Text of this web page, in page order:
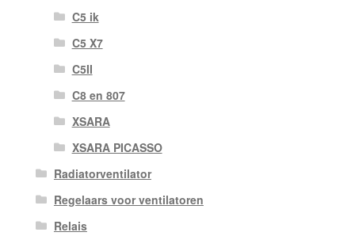
C5 ik
C5 X7
C5II
C8 en 807
XSARA
XSARA PICASSO
Radiatorventilator
Regelaars voor ventilatoren
Relais